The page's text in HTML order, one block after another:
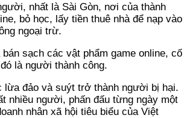
nhất là Sài Gòn, nơi của thành
bỏ học, lấy tiền thuê nhà để nạp vào
ngoại trừ.
sạch các vật phẩm game online, cố
là người thành công.
lừa đảo và suýt trở thành người bị hại.
nhiều người, phấn đấu từng ngày một
nhân xã hội tiêu biểu của Việt